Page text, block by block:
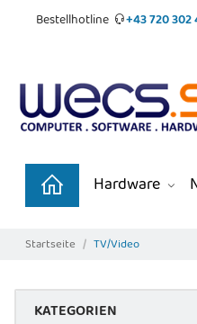
Bestellhotline +43 720 302
Hardware
Startseite TV/Video
KATEGORIEN